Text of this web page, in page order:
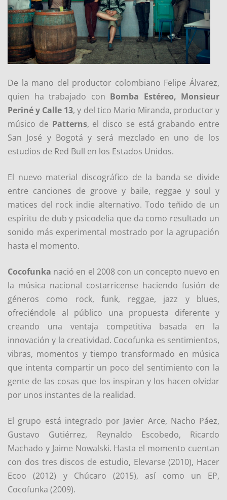
De la mano del productor colombiano Felipe Álvarez,
quien ha trabajado con Bomba Estéreo, Monsieur
Perinéy Calle 13, y del tico Mario Miranda, productor y
músico de Patterns, el disco se está grabando entre
San José y Bogotá y será mezclado en uno de los
estudios de Red Bull en los Estados Unidos.
El nuevo material discográfico de la banda se divide
entre canciones de groove y baile, reggae y soul y
matices del rock indie alternativo. Todo teñido de un
espíritu de dub y psicodelia que da como resultado un
sonido más experimental mostrado por la agrupación
hasta el momento.
Cocofunka nació en el 2008 con un concepto nuevo en
la música nacional costarricense haciendo fusión de
géneros como rock, funk, reggae, jazz y blues,
ofreciéndole al público una propuesta diferente y
creando una ventaja competitiva basada en la
innovación y la creatividad. Cocofunka es sentimientos,
vibras, momentos y tiempo transformado en música
que intenta compartir un poco del sentimiento con la
gente de las cosas que los inspiran y los hacen olvidar
por unos instantes de la realidad.
El grupo está integrado por Javier Arce, Nacho Páez,
Gustavo Gutiérrez, Reynaldo Escobedo, Ricardo
Machado y Jaime Nowalski. Hasta el momento cuentan
con dos tres discos de estudio, Elevarse (2010), Hacer
Ecoo (2012) y Chúcaro (2015), así como un EP,
Cocofunka (2009).